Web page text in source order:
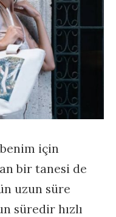
için
bir tanesi de
uzun süre
süredir hızlı